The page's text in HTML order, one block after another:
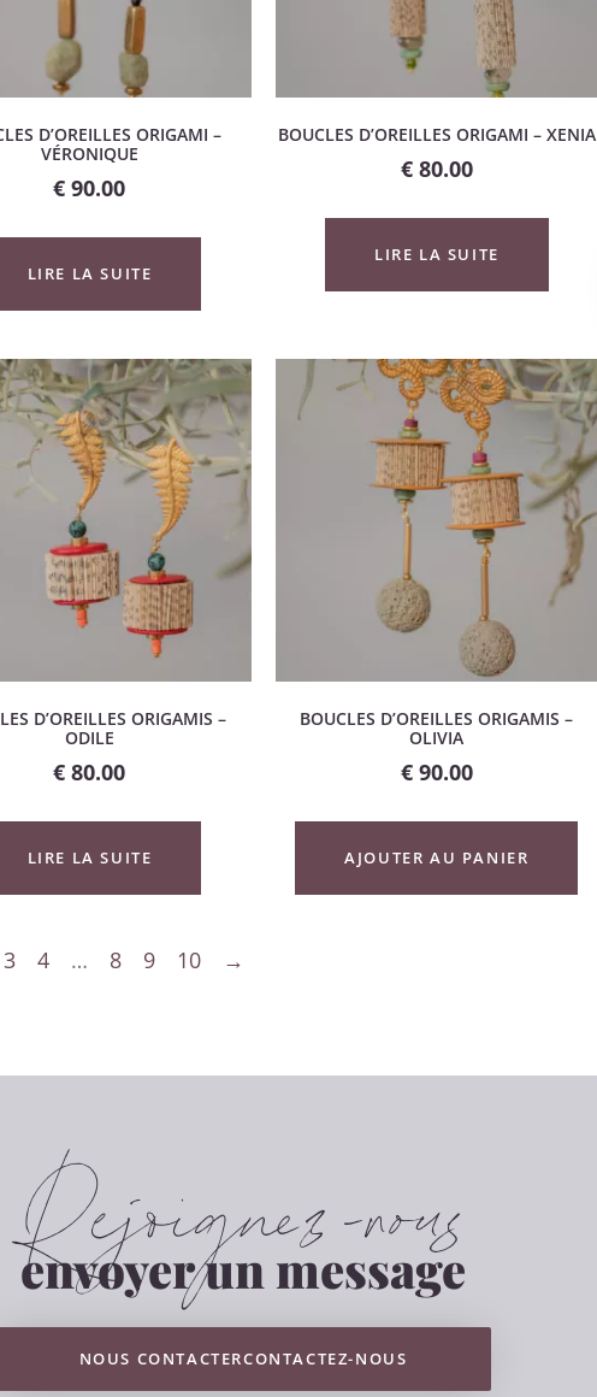
D’OREILLES ORIGAMI –
VÉRONIQUE
€ 90.00
LIRE LA SUITE
BOUCLES D’OREILLES ORIGAMI – XENIA
€80.00
LIRE LA SUITE
D’OREILLES ORIGAMIS –
ODILE
€ 80.00
LIRE LA SUITE
BOUCLES D’OREILLES ORIGAMIS –
OLIVIA
€90.00
AJOUTER AU PANIER
3 4 … 8 9 10 →
Rejoignez-nous
envoyer un message
NOUS CONTACTERCONTACTEZ-NOUS